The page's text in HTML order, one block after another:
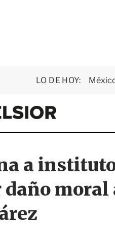
LO DE HOY:
E
x
e
o
r
a
daño